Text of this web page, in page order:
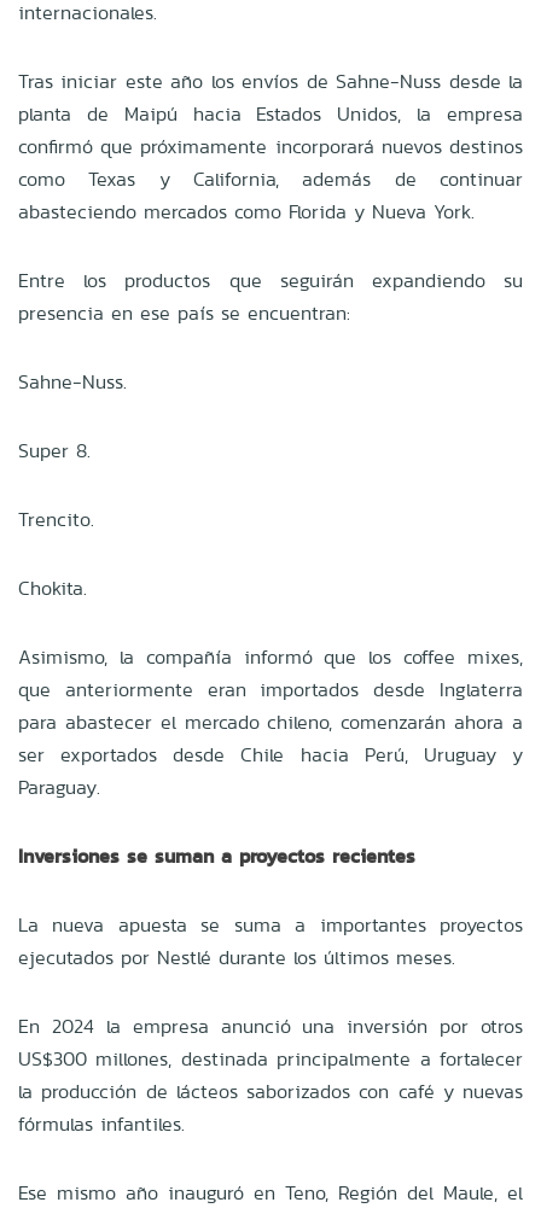
internacionales.
Tras iniciar este año los envíos de Sahne-Nuss desde la
planta de Maipú hacia Estados Unidos, la empresa
confirmó que próximamente incorporará nuevos destinos
como Texas y California, además de continuar
abasteciendo mercados como Florida y Nueva York.
Entre los productos que seguirán expandiendo su
presencia en ese país se encuentran:
Sahne-Nuss.
Super 8.
Trencito.
Chokita.
Asimismo, la compañía informó que los coffee mixes,
que anteriormente eran importados desde Inglaterra
para abastecer el mercado chileno, comenzarán ahora a
ser exportados desde Chile hacia Perú, Uruguay y
Paraguay.
Inversiones se suman a proyectos recientes
La nueva apuesta se suma a importantes proyectos
ejecutados por Nestlé durante los últimos meses.
En 2024 la empresa anunció una inversión por otros
US$300 millones, destinada principalmente a fortalecer
la producción de lácteos saborizados con café y nuevas
fórmulas infantiles.
Ese mismo año inauguró en Teno, Región del Maule, el